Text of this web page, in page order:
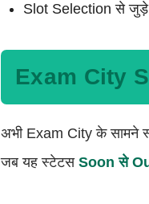
Slot Selection से जुड़े
Exam City
अभी Exam City के सामने
जब यह स्टेटस Soon से